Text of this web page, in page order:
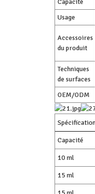
Capacité
Usage
Accessoires
du produit
Techniques
de surfaces
OEM/ODM
Capacité
10 ml
15 ml